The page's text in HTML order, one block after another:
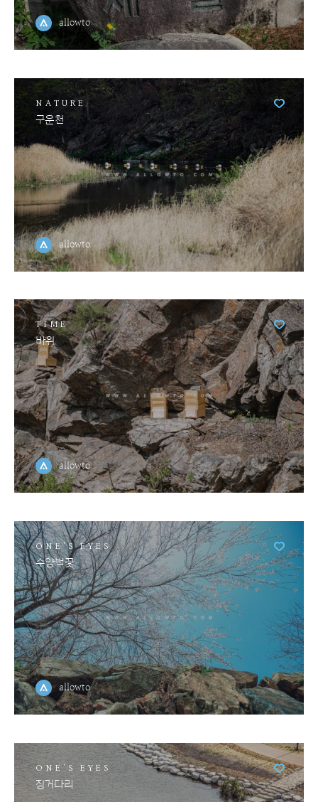
allowto
NATURE
구운천
allowto
TIME
바위
allowto
ONE'S EYES
수양벚꽃
allowto
ONE'S EYES
징거다리